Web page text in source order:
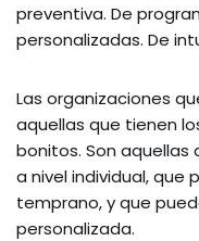
preventiva. De
personalizadas. De
Las organizaciones
aquellas que tienen
bonitos. Son
a nivel individual,
temprano, y que
personalizada.